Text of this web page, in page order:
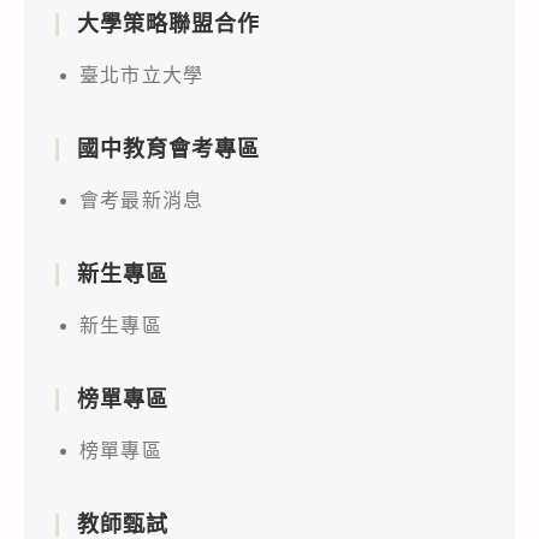
大學策略聯盟合作
臺北市立大學
國中教育會考專區
會考最新消息
新生專區
新生專區
榜單專區
榜單專區
教師甄試